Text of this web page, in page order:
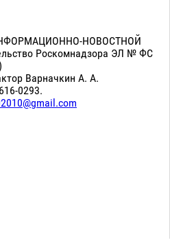
НОВОСТНОЙ
Роскомнадзора ЭЛ № ФС
Варначкин А. А.
0293.